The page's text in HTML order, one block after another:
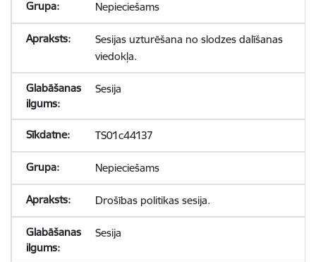
Nepieciešams
Sesijas uzturēšana no slodzes dalīšanas
viedokļa.
Sesija
TS01c44137
Nepieciešams
Drošības politikas sesija.
Sesija